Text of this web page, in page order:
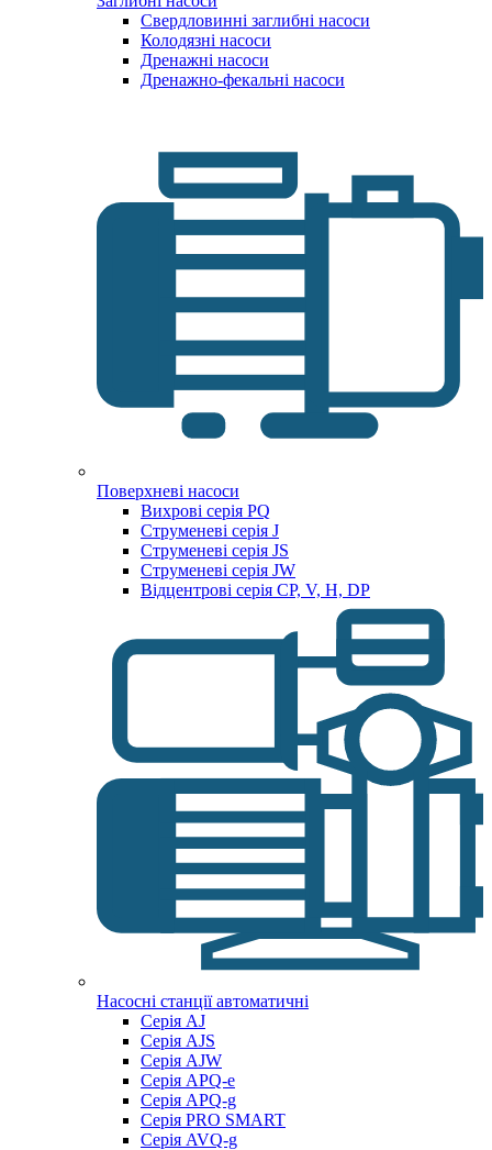
Свердловинні заглибні насоси
Колодязні насоси
Дренажні насоси
Дренажно-фекальні насоси
Поверхневі насоси
Вихрові серія PQ
Струменеві серія J
Струменеві серія JS
Струменеві серія JW
Відцентрові серія CP, V, H, DP
Насосні станції автоматичні
Серія AJ
Серія AJS
Серія AJW
Серія APQ-e
Серія APQ-g
Серія PRO SMART
Серія AVQ-g